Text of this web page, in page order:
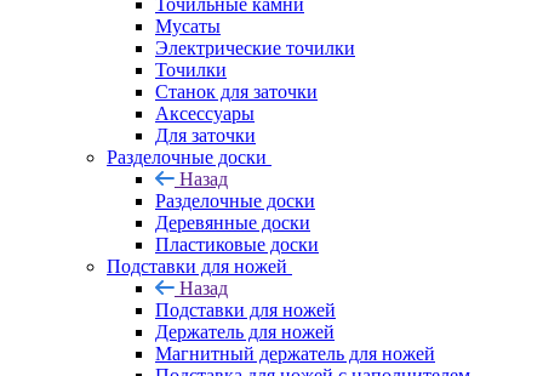
Точильные камни
Мусаты
Электрические точилки
Точилки
Станок для заточки
Аксессуары
Для заточки
Разделочные доски
Назад
Разделочные доски
Деревянные доски
Пластиковые доски
Подставки для ножей
Назад
Подставки для ножей
Держатель для ножей
Магнитный держатель для ножей